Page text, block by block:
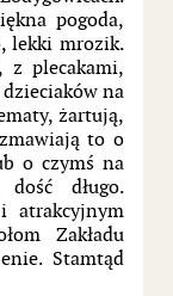
pogoda,
lekki mrozik.
z plecakami,
na
żartują,
to o
o czymś na
długo.
atrakcyjnym
Zakładu
Stamtąd